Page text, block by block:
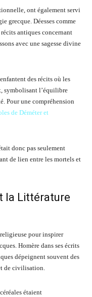
ont également servi
grecque. Déesses comme
antiques concernant
avec une sagesse divine
des récits où les
symbolisant l’équilibre
Pour une compréhension
de Déméter et
donc pas seulement
de lien entre les mortels et
la Littérature
religieuse pour inspirer
Homère dans ses écrits
dépeignent souvent des
de civilisation.
étaient